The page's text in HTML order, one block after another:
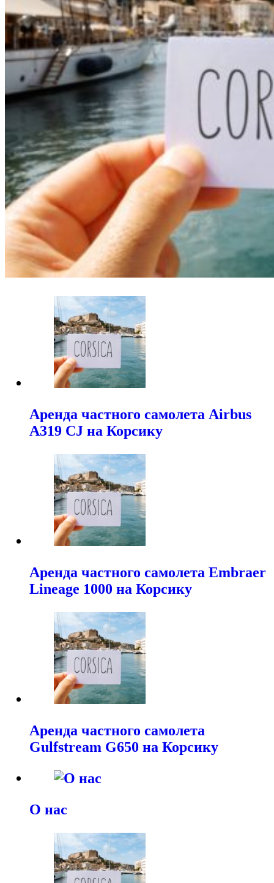
Аренда частного самолета Airbus
A319 CJ на Корсику
Аренда частного самолета Embraer
Lineage 1000 на Корсику
Аренда частного самолета
Gulfstream G650 на Корсику
О нас